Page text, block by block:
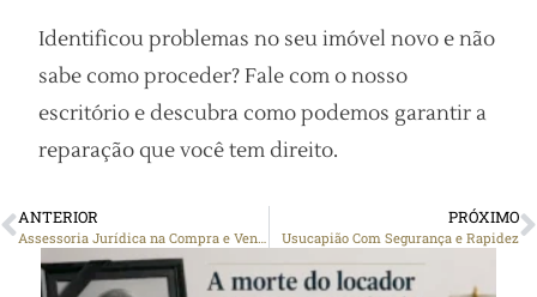
Identificou problemas no seu imóvel novo e não
sabe como proceder? Fale com o nosso
escritório e descubra como podemos garantir a
reparação que você tem direito.
ANTERIOR PRÓXIMO
Usucapião Com Segurança e Rapidez